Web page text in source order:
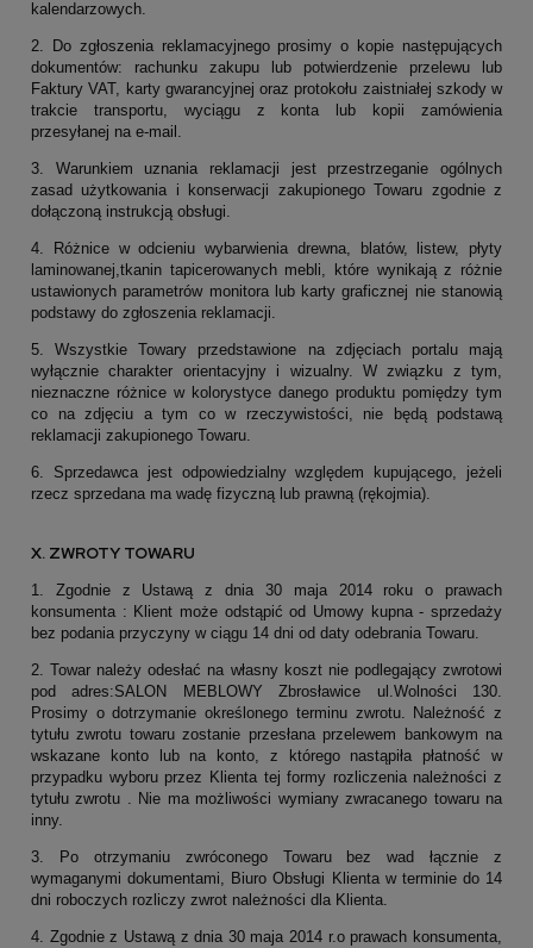
kalendarzowych.
2. Do zgłoszenia reklamacyjnego prosimy o kopie następujących
dokumentów: rachunku zakupu lub potwierdzenie przelewu lub
Faktury VAT, karty gwarancyjnej oraz protokołu zaistniałej szkody w
trakcie transportu, wyciągu z konta lub kopii zamówienia
przesyłanej na e-mail.
3. Warunkiem uznania reklamacji jest przestrzeganie ogólnych
zasad użytkowania i konserwacji zakupionego Towaru zgodnie z
dołączoną instrukcją obsługi.
4. Różnice w odcieniu wybarwienia drewna, blatów, listew, płyty
laminowanej,tkanin tapicerowanych mebli, które wynikają z różnie
ustawionych parametrów monitora lub karty graficznej nie stanowią
podstawy do zgłoszenia reklamacji.
5. Wszystkie Towary przedstawione na zdjęciach portalu mają
wyłącznie charakter orientacyjny i wizualny. W związku z tym,
nieznaczne różnice w kolorystyce danego produktu pomiędzy tym
co na zdjęciu a tym co w rzeczywistości, nie będą podstawą
reklamacji zakupionego Towaru.
6. Sprzedawca jest odpowiedzialny względem kupującego, jeżeli
rzecz sprzedana ma wadę fizyczną lub prawną (rękojmia).
X. ZWROTY TOWARU
1. Zgodnie z Ustawą z dnia 30 maja 2014 roku o prawach
konsumenta : Klient może odstąpić od Umowy kupna - sprzedaży
bez podania przyczyny w ciągu 14 dni od daty odebrania Towaru.
2. Towar należy odesłać na własny koszt nie podlegający zwrotowi
pod adres:SALON MEBLOWY Zbrosławice ul.Wolności 130.
Prosimy o dotrzymanie określonego terminu zwrotu. Należność z
tytułu zwrotu towaru zostanie przesłana przelewem bankowym na
wskazane konto lub na konto, z którego nastąpiła płatność w
przypadku wyboru przez Klienta tej formy rozliczenia należności z
tytułu zwrotu . Nie ma możliwości wymiany zwracanego towaru na
inny.
3. Po otrzymaniu zwróconego Towaru bez wad łącznie z
wymaganymi dokumentami, Biuro Obsługi Klienta w terminie do 14
dni roboczych rozliczy zwrot należności dla Klienta.
4. Zgodnie z Ustawą z dnia 30 maja 2014 r.o prawach konsumenta,